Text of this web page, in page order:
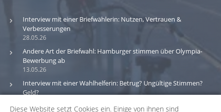
28.05.26
Interview mit einer Briefwählerin: Nutzen, Vertrauen &
Verbesserungen
13.05.26
Andere Art der Briefwahl: Hamburger stimmen über Olympia-
Bewerbung ab
Interview mit einer Wahlhelferin: Betrug? Ungültige Stimmen?
Geld?
Diese Website setzt Cookies ein. Einige von ihnen sind